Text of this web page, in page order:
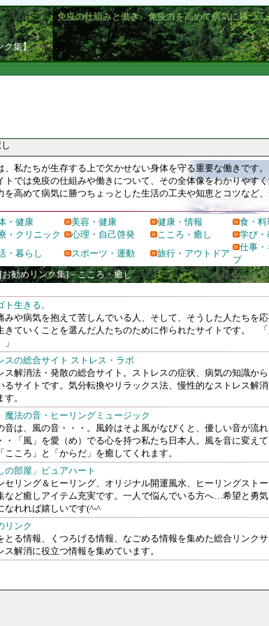
ク集】
免疫の仕組みと働き、免疫力を高めて病気に勝つ
ツ
、私たちが生存する上で欠かせない身体を守る重要な働きです。
トでは免疫の仕組みや働きについて、その全体像をわかりやすく
を高めて病気に勝つちょっとした生活の工夫や知恵とコツなど
・健康 美容・健康 健康・情報
食・料
・クリニック
心理・自己啓発 こころ・癒し
学び・
・暮らし
スポーツ・運動 旅行・アウトドア
仕事・
プ
勧めリンク集]－こころ・癒し
ト生きる。
みや病気を抱えて苦しんでいる人、そして、そうした人たちを
きていくことを選んだ人たちのために作られたサイトです。
スの総合サイト ストレス・ラボ
ス解消法・発散の総合サイト。ストレスの症状、病気の知識か
るサイトです。気分転換やリラックス法、慢性的なストレス解
。
法の音・ヒーリングミュージック
音は、風の音・・・。風鈴はそよ風がなびくと、優しい音が流
・「風」を愛（め）でる心を持つ私たち日本人。風を音に変え
こころ」と「からだ」を癒してくれます。
の部屋」ピュアハート
セリング＆ヒーリング、オリジナル開運風水、ヒーリングストー
など癒しアイテム充実です。 一人で悩んでいる方へ…希望と勇
なれれば嬉しいです(^-^
リンク
とる情報、くつろげる情報、なごめる情報を集めた総合リンクサ
ス解消に役立つ情報を集めています。